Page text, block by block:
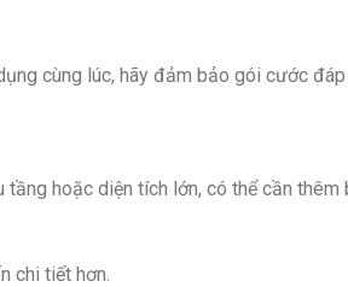
cùng lúc, hãy đảm bảo gói cước đáp
tầng hoặc diện tích lớn, có thể cần thêm
chi tiết hơn.